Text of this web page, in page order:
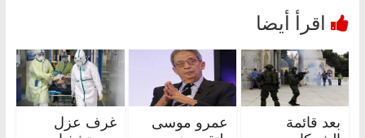
بعد قائمة
عمرو موسى
غرف عزل